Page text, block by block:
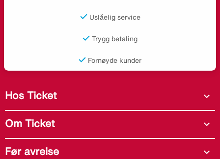
Uslåelig service
Trygg betaling
Fornøyde kunder
Hos Ticket expand_more
Om Ticket expand_more
Før avreise expand_more